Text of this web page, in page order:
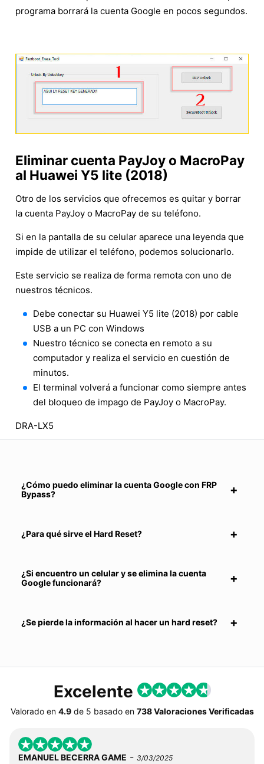
programa borrará la cuenta Google en pocos segundos.
Eliminar cuenta PayJoy o MacroPay
al Huawei Y5 lite (2018)
Otro de los servicios que ofrecemos es quitar y borrar
la cuenta PayJoy o MacroPay de su teléfono.
Si en la pantalla de su celular aparece una leyenda que
impide de utilizar el teléfono, podemos solucionarlo.
Este servicio se realiza de forma remota con uno de
nuestros técnicos.
Debe conectar su Huawei Y5 lite (2018) por cable
USB a un PC con Windows
Nuestro técnico se conecta en remoto a su
computador y realiza el servicio en cuestión de
minutos.
El terminal volverá a funcionar como siempre antes
del bloqueo de impago de PayJoy o MacroPay.
DRA-LX5
¿Cómo puedo eliminar la cuenta Google con FRP
Bypass?
¿Para qué sirve el Hard Reset?
¿Si encuentro un celular y se elimina la cuenta
Google funcionará?
¿Se pierde la información al hacer un hard reset?
Excelente
Valorado en 4.9de 5 basado en 738 Valoraciones Verificadas
EMANUEL BECERRA GAME - 3/03/2025